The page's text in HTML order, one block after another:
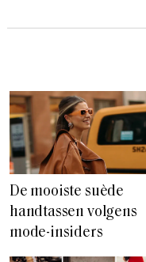
De mooiste suède
handtassen volgens
mode-insiders